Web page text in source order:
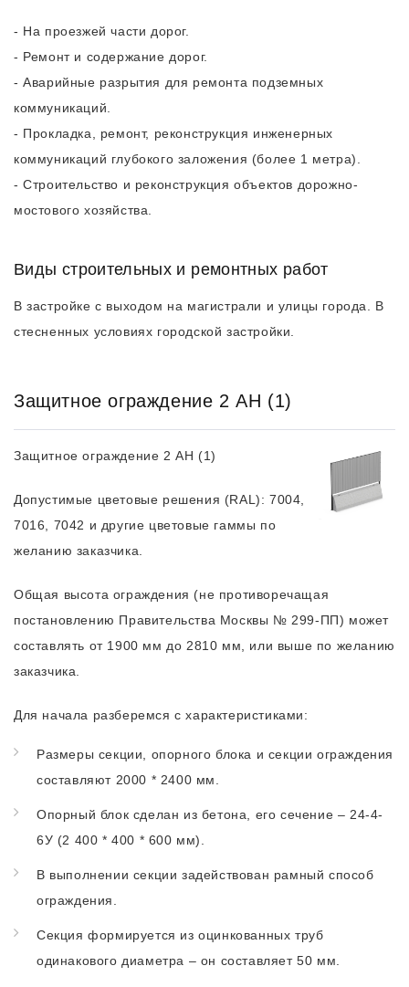
- На проезжей части дорог.
- Ремонт и содержание дорог.
- Аварийные разрытия для ремонта подземных
коммуникаций.
- Прокладка, ремонт, реконструкция инженерных
коммуникаций глубокого заложения (более 1 метра).
- Строительство и реконструкция объектов дорожно-
мостового хозяйства.
Виды строительных и ремонтных работ
В застройке с выходом на магистрали и улицы города. В
стесненных условиях городской застройки.
Защитное ограждение 2 АН (1)
Защитное ограждение 2 АН (1)
Допустимые цветовые решения (RAL): 7004,
7016, 7042 и другие цветовые гаммы по
желанию заказчика.
Общая высота ограждения (не противоречащая
постановлению Правительства Москвы № 299-ПП) может
составлять от 1900 мм до 2810 мм, или выше по желанию
заказчика.
Для начала разберемся с характеристиками:
Размеры секции, опорного блока и секции ограждения
составляют 2000 * 2400 мм.
Опорный блок сделан из бетона, его сечение – 24-4-
6У (2 400 * 400 * 600 мм).
В выполнении секции задействован рамный способ
ограждения.
Секция формируется из оцинкованных труб
одинакового диаметра – он составляет 50 мм.